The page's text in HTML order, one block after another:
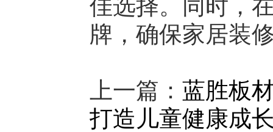
佳选择。同时，
牌，确保家居装
上一篇： 蓝胜板
打造儿童健康成